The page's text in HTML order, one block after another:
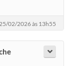
02/2026 às 13h55